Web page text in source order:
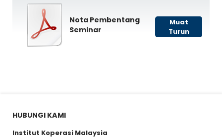
Nota Pembentang
Seminar
Muat
Turun
HUBUNGI KAMI
Institut Koperasi Malaysia